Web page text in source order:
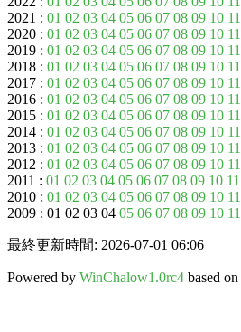
2021 : 01 02 03 04 05 06 07 08 09 10 11
2020 : 01 02 03 04 05 06 07 08 09 10 11
2019 : 01 02 03 04 05 06 07 08 09 10 11
2018 : 01 02 03 04 05 06 07 08 09 10 11
2017 : 01 02 03 04 05 06 07 08 09 10 11
2016 : 01 02 03 04 05 06 07 08 09 10 11
2015 : 01 02 03 04 05 06 07 08 09 10 11
2014 : 01 02 03 04 05 06 07 08 09 10 11
2013 : 01 02 03 04 05 06 07 08 09 10 11
2012 : 01 02 03 04 05 06 07 08 09 10 11
2011 : 01 02 03 04 05 06 07 08 09 10 11
2010 : 01 02 03 04 05 06 07 08 09 10 11
2009 : 01 02 03 04 05 06 07 08 09 10 11
最終更新時間: 2026-07-01 06:06
Powered by WinChalow1.0rc4 based on